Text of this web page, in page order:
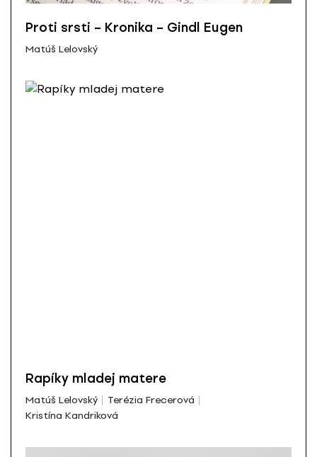
Proti srsti – Kronika – Gindl Eugen
Matúš Lelovský
Rapíky mladej matere
Matúš Lelovský
Terézia Frecerová
Kristína Kandriková